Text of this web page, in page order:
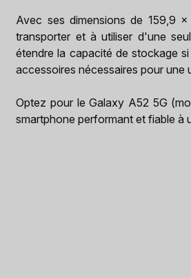
Avec ses dimensions de 159,9
transporter et à utiliser d'une
étendre la capacité de stockage
accessoires nécessaires pour une
Optez pour le Galaxy A52 5G
smartphone performant et fiable à